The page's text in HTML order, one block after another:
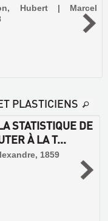
Hubert | Marcel
PLASTICIENS
STATISTIQUE DE
À LA T...
1859